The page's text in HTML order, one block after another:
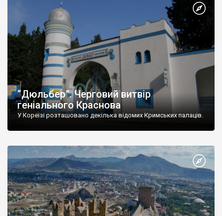
“Дюльбер”. Черговий витвір
геніального Краснова
У Кореїзі розташовано декілька відомих Кримських палаців.